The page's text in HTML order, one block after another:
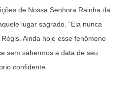
de Nossa Senhora Rainha da
lugar sagrado. “Ela nunca
Ainda hoje esse fenômeno
sem sabermos a data de seu
confidente.